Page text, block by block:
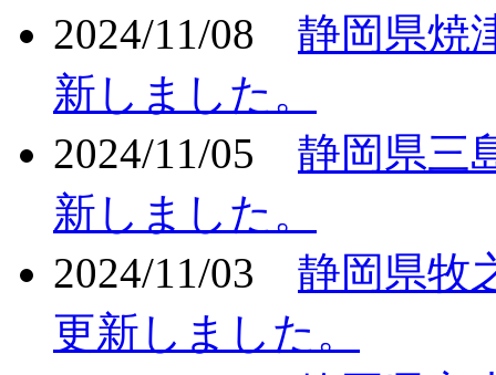
2024/11/08
静岡県焼
新しました。
2024/11/05
静岡県三
新しました。
2024/11/03
静岡県牧
更新しました。